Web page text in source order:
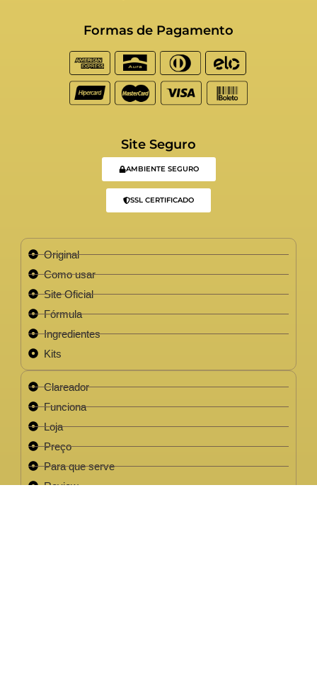
Formas de Pagamento
Site Seguro
AMBIENTE SEGURO
SSL CERTIFICADO
Original
Como usar
Site Oficial
Fórmula
Ingredientes
Kits
Clareador
Funciona
Loja
Preço
Para que serve
Review